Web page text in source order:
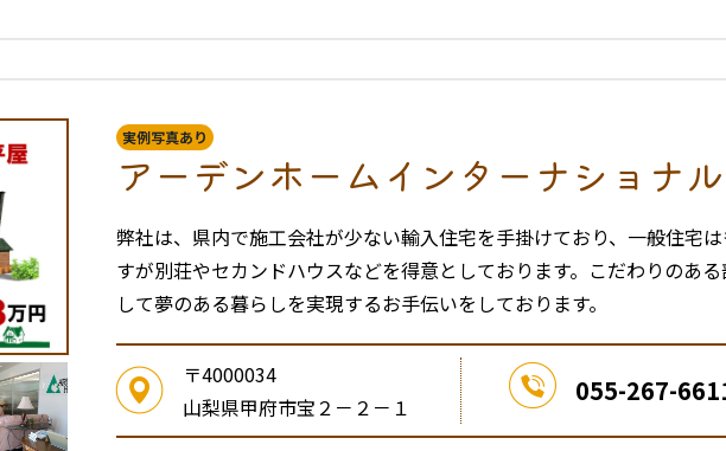
実例写真あり
アーデンホームインターナショナル
弊社は、県内で施工会社が少ない輸入住宅を手掛けており、一般住宅
すが別荘やセカンドハウスなどを得意としております。こだわりのあ
して夢のある暮らしを実現するお手伝いをしております。
〒4000034
山梨県甲府市宝２－２－１
055-267-